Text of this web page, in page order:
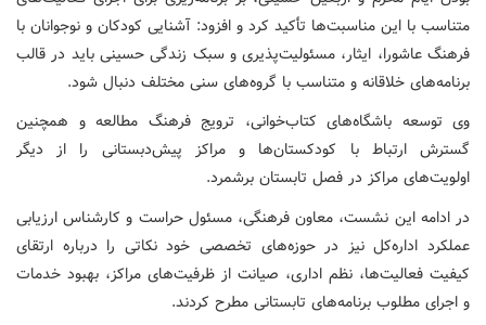
متناسب با این مناسبت‌ها تأکید کرد و افزود: آشنایی کودکان و نوجوانان با
فرهنگ عاشورا، ایثار، مسئولیت‌پذیری و سبک زندگی حسینی باید در قالب
برنامه‌های خلاقانه و متناسب با گروه‌های سنی مختلف دنبال شود.
وی توسعه باشگاه‌های کتاب‌خوانی، ترویج فرهنگ مطالعه و همچنین
گسترش ارتباط با کودکستان‌ها و مراکز پیش‌دبستانی را از دیگر
اولویت‌های مراکز در فصل تابستان برشمرد.
در ادامه این نشست، معاون فرهنگی، مسئول حراست و کارشناس ارزیابی
عملکرد اداره‌کل نیز در حوزه‌های تخصصی خود نکاتی را درباره ارتقای
کیفیت فعالیت‌ها، نظم اداری، صیانت از ظرفیت‌های مراکز، بهبود خدمات
و اجرای مطلوب برنامه‌های تابستانی مطرح کردند.